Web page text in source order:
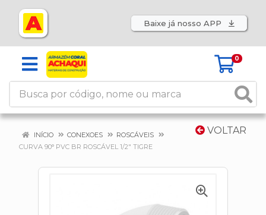
Baixe já nosso APP
0
VOLTAR
INÍCIO CONEXOES
ROSCÁVEIS
CURVA 90° PVC BR ROSCÁVEL 1/2" TIGRE